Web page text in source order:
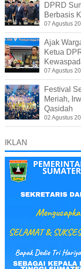
DPRD
Berbasis
07 Agustus
Ajak
Ketua
07 Agustus
Festival
Meriah,
Qasidah
02 Agustus
IKLAN